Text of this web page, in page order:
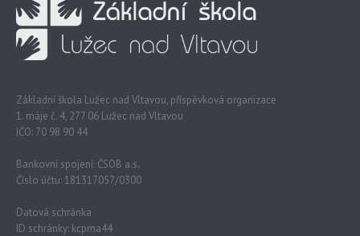
Základní škola Lužec nad Vltavou, příspěvková organizace
1. máje č. 4, 277 06 Lužec nad Vltavou
IČO: 70 98 90 44
Bankovní spojení: ČSOB a.s.
Číslo účtu: 181317057/0300
Datová schránka
ID schránky: kcpma44